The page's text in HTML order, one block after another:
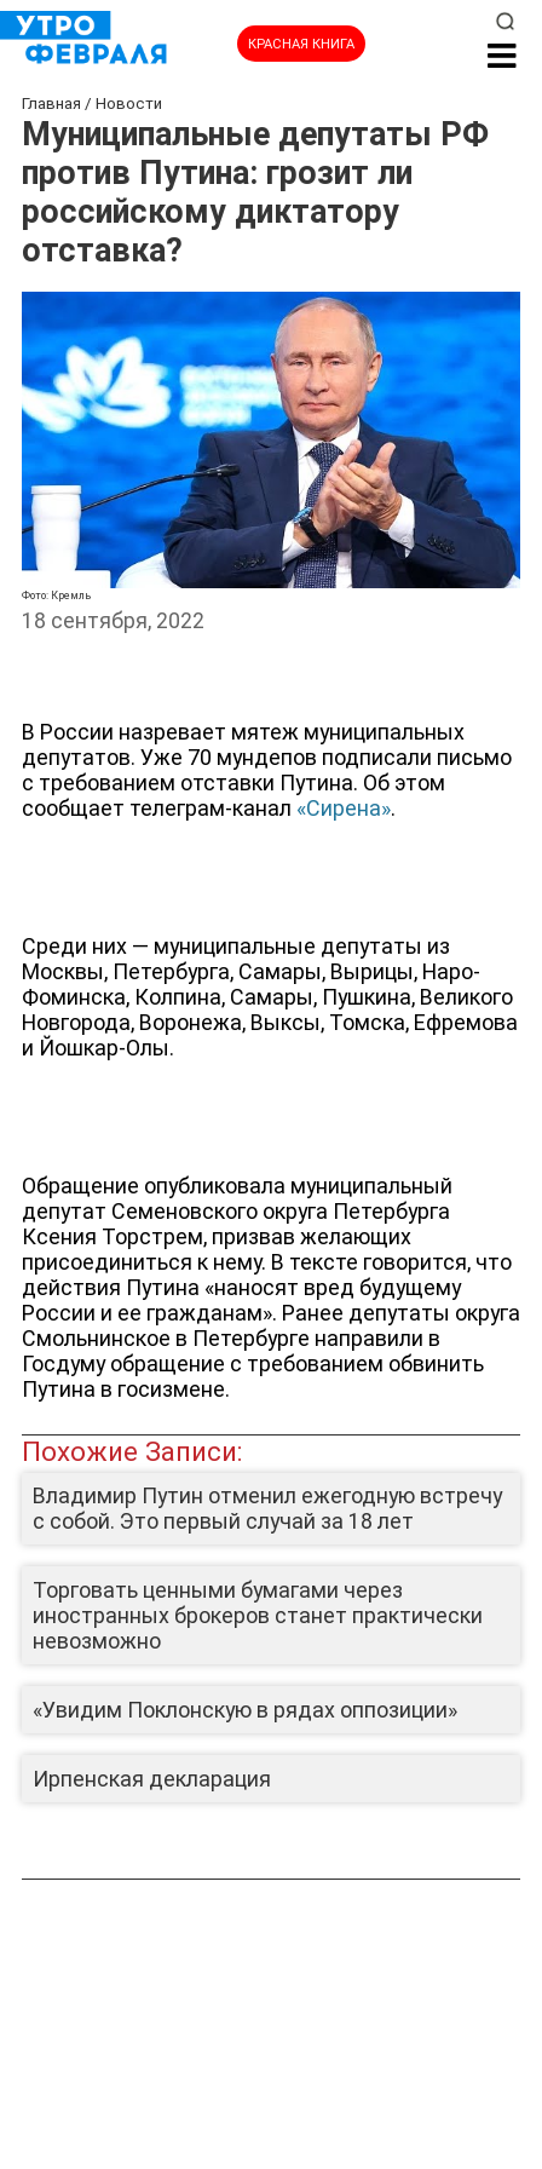
КРАСНАЯ КНИГА
НОВОСТИ
ДЕПУТАТЫ К СЪЕЗДУ
ЮТУБ-КАНАЛ
Главная / Новости
Муниципальные депутаты РФ
против Путина: грозит ли
российскому диктатору
отставка?
Фото: Кремль
18 сентября, 2022
В России назревает мятеж муниципальных
депутатов. Уже 70 мундепов подписали письмо
с требованием отставки Путина. Об этом
сообщает телеграм-канал «Сирена».
Среди них — муниципальные депутаты из
Москвы, Петербурга, Самары, Вырицы, Наро-
Фоминска, Колпина, Самары, Пушкина, Великого
Новгорода, Воронежа, Выксы, Томска, Ефремова
и Йошкар-Олы.
Обращение опубликовала муниципальный
депутат Семеновского округа Петербурга
Ксения Торстрем, призвав желающих
присоединиться к нему. В тексте говорится, что
действия Путина «наносят вред будущему
России и ее гражданам». Ранее депутаты округа
Смольнинское в Петербурге направили в
Госдуму обращение с требованием обвинить
Путина в госизмене.
Похожие Записи:
Владимир Путин отменил ежегодную встречу
с собой. Это первый случай за 18 лет
Торговать ценными бумагами через
иностранных брокеров станет практически
невозможно
«Увидим Поклонскую в рядах оппозиции»
Ирпенская декларация